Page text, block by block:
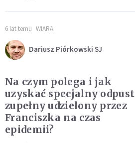
6 lat temu WIARA
Dariusz Piórkowski SJ
Na czym polega i jak
uzyskać specjalny odpust
zupełny udzielony przez
Franciszka na czas
epidemii?